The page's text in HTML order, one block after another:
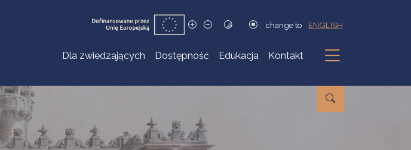
change to ENGLISH
Dla zwiedzających Dostępność Edukacja Kontakt
Podmenu